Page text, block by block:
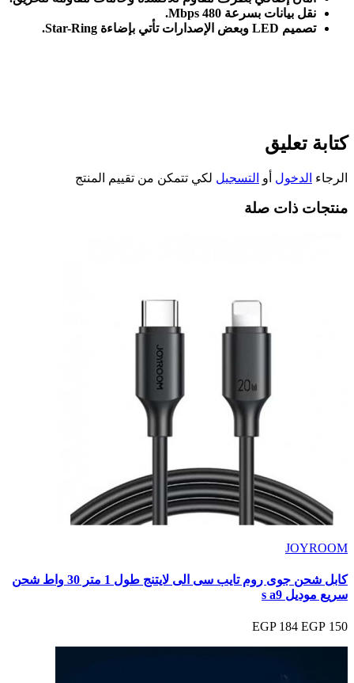
نقل بيانات بسرعة 480
تصميم
وبعض الإصدارات تأتي بإضاءة LED.
كتابة تعليق
الرجاء الدخول أو التسجيل لكي تتمكن من تقييم المنتج
منتجات ذات صلة
JOYROOM
كابل شحن جوى روم تايب سى الى لايتنج طول 1 متر 30 واط شحن
سريع موديل s a9
150 EGP
184 EGP